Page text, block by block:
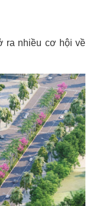
ra nhiều cơ hội về